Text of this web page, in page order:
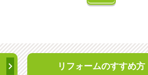
リフォームのすすめ方